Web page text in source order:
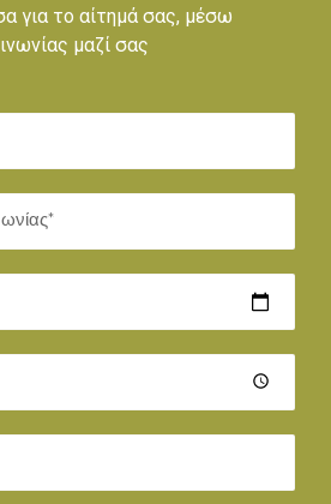
για το αίτημά σας, μέσω
μαζί σας